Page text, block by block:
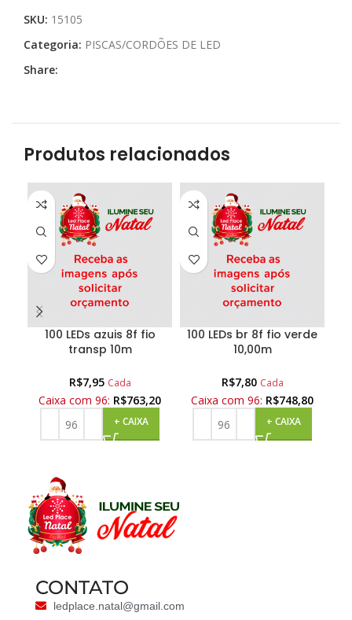
SKU: 15105
Categoria: PISCAS/CORDÕES DE LED
Share:
Produtos relacionados
100 LEDs azuis 8f fio
transp 10m
R$7,95 Cada
Caixa com 96: R$763,20
+ CAIXA
100 LEDs br 8f fio verde
10,00m
R$7,80 Cada
Caixa com 96: R$748,80
+ CAIXA
CONTATO
ledplace.natal@gmail.com